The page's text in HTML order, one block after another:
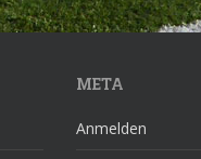
META
Anmelden